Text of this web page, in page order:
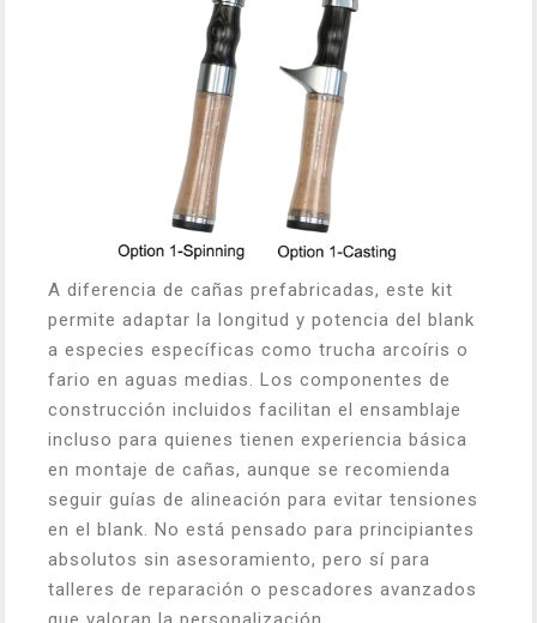
A diferencia de cañas prefabricadas, este kit
permite adaptar la longitud y potencia del blank
a especies específicas como trucha arcoíris o
fario en aguas medias. Los componentes de
construcción incluidos facilitan el ensamblaje
incluso para quienes tienen experiencia básica
en montaje de cañas, aunque se recomienda
seguir guías de alineación para evitar tensiones
en el blank. No está pensado para principiantes
absolutos sin asesoramiento, pero sí para
talleres de reparación o pescadores avanzados